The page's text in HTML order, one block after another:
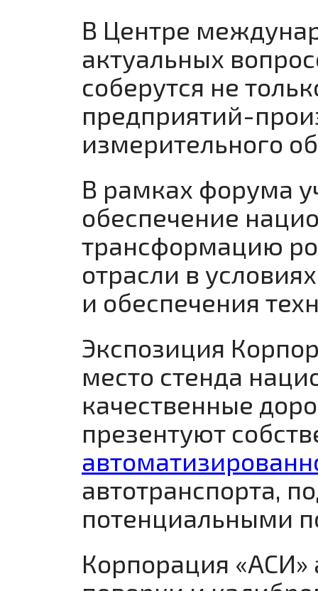
В Центре
актуальных
соберутся не
предприятий-
измерительного
В рамках форума
обеспечение
трансформацию
отрасли в
и обеспечения
Экспозиция
место стенда
качественные
презентуют
автотранспорта,
потенциальными
Корпорация «АСИ»